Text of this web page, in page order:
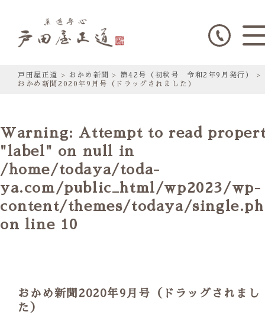
戸田屋正道 > おかめ新聞 > 第42号（初秋号 令和2年9月発行）
>
おかめ新聞2020年9月号（ドラッグされました）
Warning: Attempt to read
"label" on null in
/home/todaya/toda-
ya.com/public_html/wp2023/wp-
content/themes/todaya/
on line 10
おかめ新聞2020年9月号（ドラッグされまし
た）